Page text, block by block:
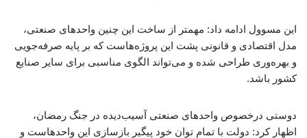
این مسوول ادامه داد: مهمتر از ساخت این چنین واحدهای صنعتی،
مدل اقتصادی و قانونی پشت این پروژه‌هاست که بر پایه صرفه‌جویی
و بهره‌وری طراحی شده و می‌تواند الگوی مناسبی برای سایر صنایع
کشور باشد.
دوستی درخصوص واحدهای صنعتی آسیب‌دیده در جنگ رمضان،
اظهار کرد: دولت با تمام توان خود پیگیر بازسازی این واحدهاست و